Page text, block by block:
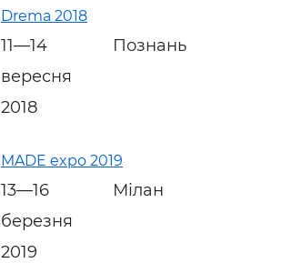
Drema 2018
11—14
вересня
2018
Познань
MADE expo 2019
13—16
березня
2019
Мілан